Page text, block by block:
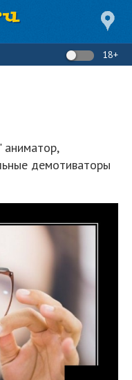
18+
аниматор,
демотиваторы